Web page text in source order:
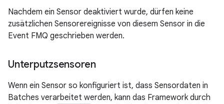
Nachdem ein Sensor deaktiviert wurde, dürfen keine
zusätzlichen Sensorereignisse von diesem Sensor in die
Event FMQ geschrieben werden.
Unterputzsensoren
Wenn ein Sensor so konfiguriert ist, dass Sensordaten in
Batches verarbeitet werden, kann das Framework durch